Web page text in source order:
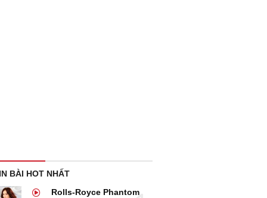
BÀI HOT NHẤT
Rolls-Royce Phantom